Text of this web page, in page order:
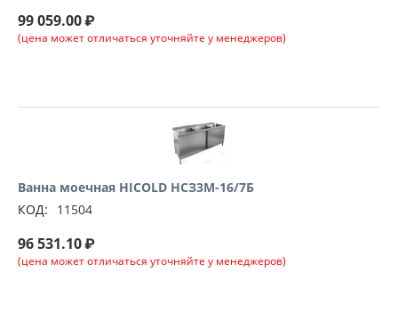
99 059.00₽
(цена может отличаться уточняйте у менеджеров)
Ванна моечная HICOLD НСЗ3М-16/7Б
КОД:
11504
96 531.10₽
(цена может отличаться уточняйте у менеджеров)